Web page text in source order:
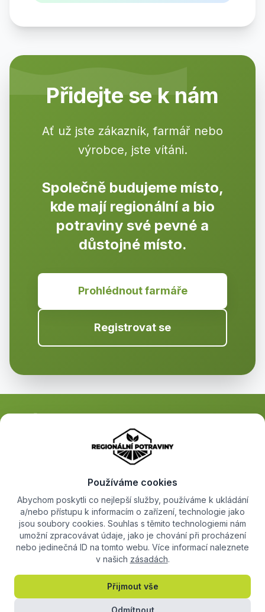
Přidejte se k nám
Ať už jste zákazník, farmář nebo
výrobce, jste vítáni.
Společně budujeme místo,
kde mají regionální a bio
potraviny své pevné a
důstojné místo.
Prohlédnout farmáře
Registrovat se
Propojujeme místní farmáře s lidmi, kteří hledají kvalitní regionální
potraviny. Objevte farmářské produkty přímo od jejich tvůrců.
Objevujte
Pro farmáře
Informace +
Používáme cookies
Abychom poskytli co nejlepší služby, používáme k ukládání
a/nebo přístupu k informacím o zařízení, technologie jako
jsou soubory cookies. Souhlas s těmito technologiemi nám
umožní zpracovávat údaje, jako je chování při procházení
nebo jedinečná ID na tomto webu. Více informací naleznete
v našich zásadách.
Přijmout vše
Odmítnout